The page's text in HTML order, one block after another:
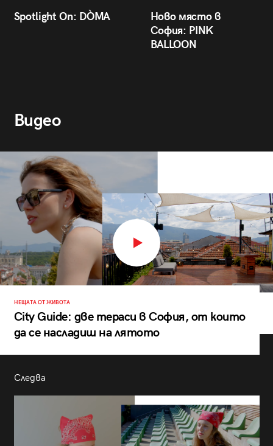
Spotlight On: DÒMA
Ново място в
София: PINK
BALLOON
Видео
НЕЩАТА ОТ ЖИВОТА
City Guide: две тераси в София, от които
да се насладиш на лятото
Следва